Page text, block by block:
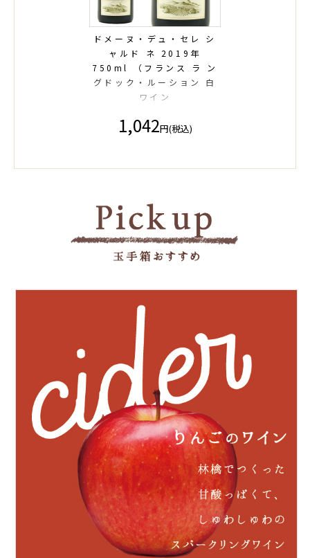
ドメーヌ・デュ・セレ シ
ャルド ネ 2019年
750ml （フランス ラ ン
グドック・ルーション 白
ワイン
1,042